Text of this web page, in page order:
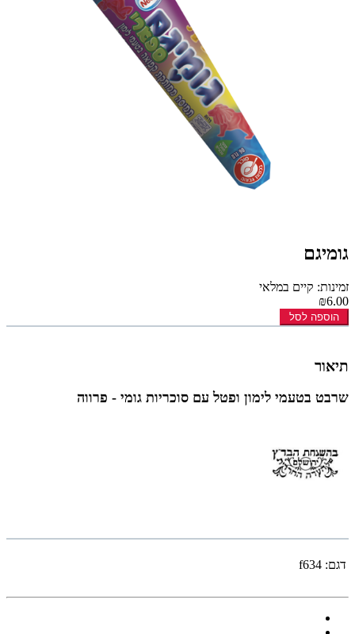
גומיגם
זמינות: קיים במלאי
₪6.00
הוספה לסל
תיאור
שרבט בטעמי לימון ופטל עם סוכריות גומי - פרווה
דגם: f634